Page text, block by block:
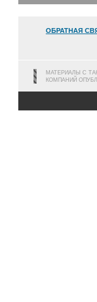
ОБРАТНАЯ
МАТЕРИАЛЫ С
КОМПАНИЙ